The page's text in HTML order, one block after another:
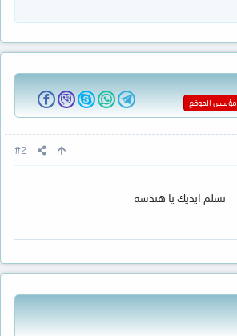
مؤسس الموقع
#2
تسلم ايديك يا هندسه